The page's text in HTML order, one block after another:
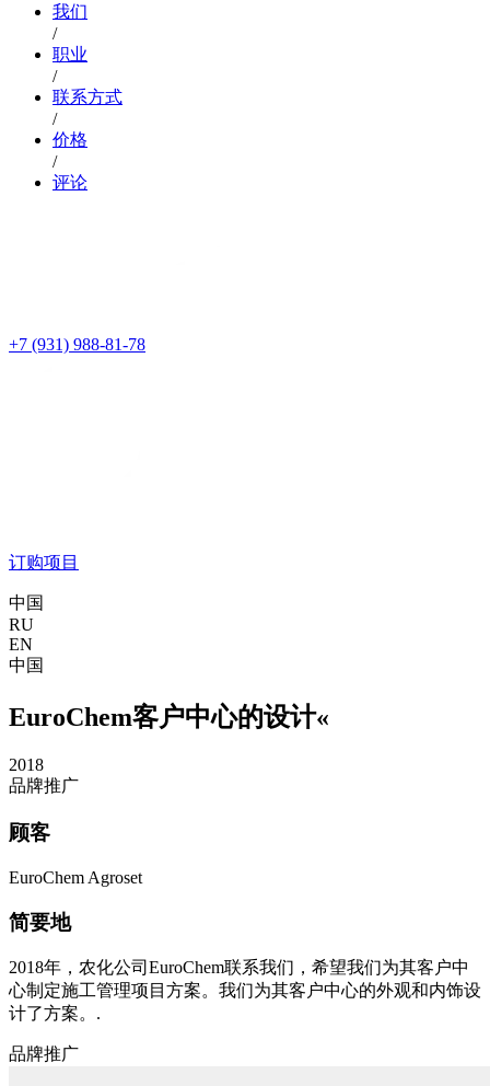
我们
/
职业
/
联系方式
/
价格
/
评论
+7 (931) 988-81-78
订购项目
中国
RU
EN
中国
EuroChem客户中心的设计«
2018
品牌推广
顾客
EuroChem Agroset
简要地
2018年，农化公司EuroChem联系我们，希望我们为其客户中
心制定施工管理项目方案。我们为其客户中心的外观和内饰设
计了方案。.
品牌推广